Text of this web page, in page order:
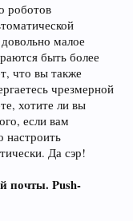
роботов
малое
быть более
что вы также
чрезмерной
хотите ли вы
если вам
настроить
Да сэр!
почты. Push-